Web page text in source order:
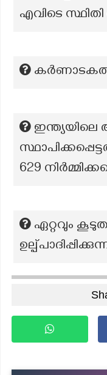
എവിടെ സ്ഥിതി
ഇന്ത്യയിലെ
629
ഏറ്റവും